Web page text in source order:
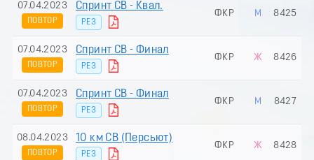
07.04.2023
ПОВТОР
Спринт СВ - Квал.
РЕЗ
ФКР М 8425
07.04.2023
ПОВТОР
Спринт СВ - Финал
РЕЗ
ФКР Ж 8426
07.04.2023
ПОВТОР
Спринт СВ - Финал
РЕЗ
ФКР М 8427
08.04.2023
ПОВТОР
10 км СВ (Пеpсьют)
РЕЗ
ФКР Ж 8428